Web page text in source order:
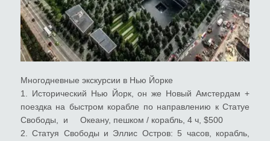
Многодневные экскурсии в Нью Йорке
1. Исторический Нью Йорк, он же Новый Амстердам +
поездка на быстром корабле по направлению к Статуе
Свободы, и Океану, пешком / корабль, 4 ч, $500
2. Статуя Свободы и Эллис Остров: 5 часов, корабль,